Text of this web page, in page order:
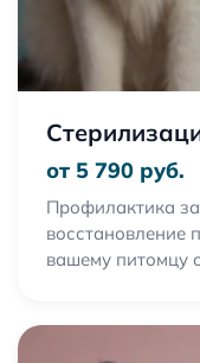
от 5 790 руб.
Профилактика
восстановление
вашему питомцу